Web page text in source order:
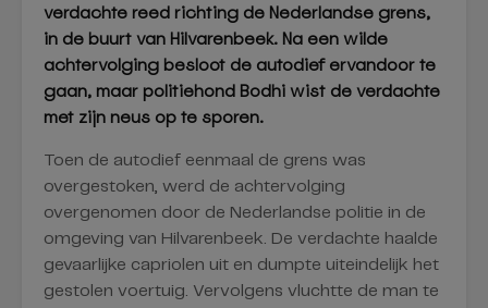
verdachte reed richting de Nederlandse grens,
in de buurt van Hilvarenbeek. Na een wilde
achtervolging besloot de autodief ervandoor te
gaan, maar politiehond Bodhi wist de verdachte
met zijn neus op te sporen.
Toen de autodief eenmaal de grens was
overgestoken, werd de achtervolging
overgenomen door de Nederlandse politie in de
omgeving van Hilvarenbeek. De verdachte haalde
gevaarlijke capriolen uit en dumpte uiteindelijk het
gestolen voertuig. Vervolgens vluchtte de man te